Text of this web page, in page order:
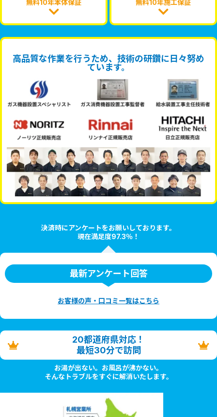
無料10年本体保証 無料10年施工保証
高品質な作業を行うため、技術の研鑽に日々努め
ています。
決済時にアンケートをお願いしております。
現在満足度97.3％！
最新アンケート回答
お客様の声・口コミ一覧はこちら
20都道府県対応！
最短30分で訪問
お湯が出ない。お風呂が沸かない。
そんなトラブルをすぐに解消いたします。